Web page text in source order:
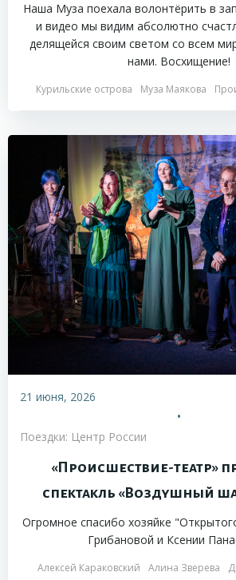
Наша Муза поехала волонтёрить в
и видео мы видим абсолютно
делящейся своим светом со всем
нами. Восхищение!
Курильские острова Муза Маякова
21 июня, 2026
•
Поездки: Центр России
«Происшествие-театр»
спектакль «Воздушный
Огромное спасибо хозяйке
Грибановой и Ксении
Алексей Караковский Алина Зверева